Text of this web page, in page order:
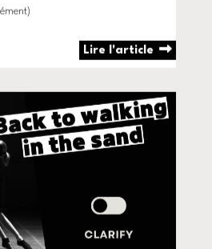
Lire l'article